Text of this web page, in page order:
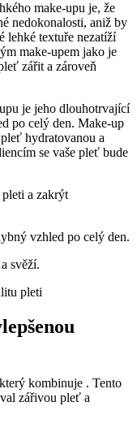
make-upu je, že
nedokonalosti, aniž by
lehké textuře nezatíží
make-upem jako je
zářit a zároveň
je jeho dlouhotrvající
po celý den. Make-up
hydratovanou a
se vaše pleť bude
a zakrýt
vzhled po celý den.
svěží.
kombinuje . Tento
zářivou pleť a